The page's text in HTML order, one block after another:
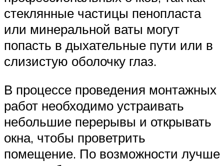
стеклянные частицы пенопласта
или минеральной ваты могут
попасть в дыхательные пути или в
слизистую оболочку глаз.
В процессе проведения монтажных
работ необходимо устраивать
небольшие перерывы и открывать
окна, чтобы проветрить
помещение. По возможности лучше